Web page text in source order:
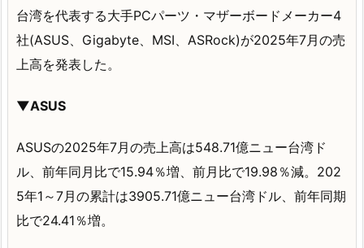
台湾を代表する大手PCパーツ・マザーボードメーカー4
社(ASUS、Gigabyte、MSI、ASRock)が2025年7月の売
上高を発表した。
▼ASUS
ASUSの2025年7月の売上高は548.71億ニュー台湾ド
ル、前年同月比で15.94％増、前月比で19.98％減。202
5年1～7月の累計は3905.71億ニュー台湾ドル、前年同期
比で24.41％増。